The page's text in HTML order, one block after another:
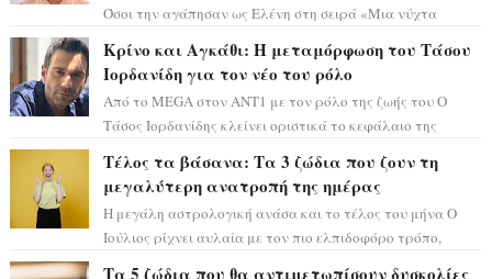
Όσοι την αγάπησαν ως Ελένη στη σειρά «Μια νύχτα
Κρίνο και Αγκάθι: Η μεταμόρφωση του Τάσου
Ιορδανίδη για τον νέο του ρόλο
Από το MEGA στον ΑΝΤ1 με τον ρόλο της ζωής του Ο
Τάσος Ιορδανίδης κλείνει οριστικά το κεφάλαιο της
Τέλος τα βάσανα: Τα 3 ζώδια που ζουν τη
μεγαλύτερη ανατροπή της ημέρας
Η μεγάλη αστρολογική ανάσα και το τέλος του μήνα Ο
Ιούλιος ρίχνει αυλαία με τον πιο ελπιδοφόρο τρόπο,
Τα 5 ζώδια που θα αντιμετωπίσουν δυσκολίες